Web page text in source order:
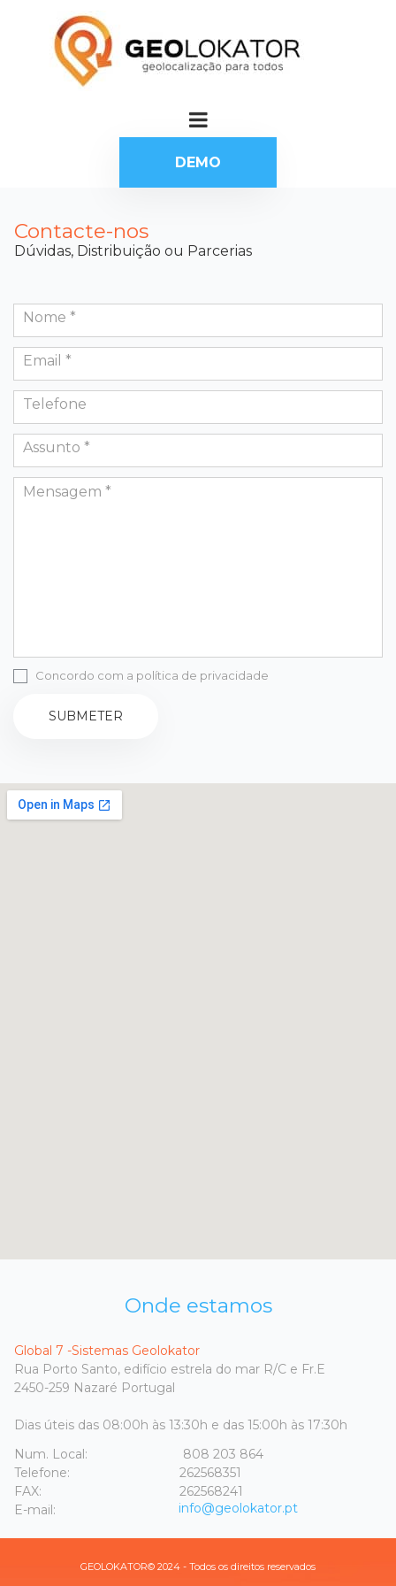
DEMO
Contacte-nos
Dúvidas, Distribuição ou Parcerias
Concordo com a política de privacidade
SUBMETER
Onde estamos
Global 7 -Sistemas Geolokator
Rua Porto Santo, edifício estrela do mar R/C e Fr.E
2450-259 Nazaré Portugal
Dias úteis das 08:00h às 13:30h e das 15:00h às 17:30h
Num. Local:
808 203 864
Telefone:
262568351
FAX:
262568241
E-mail:
info@geolokator.pt
GEOLOKATOR© 2024 - Todos os direitos reservados